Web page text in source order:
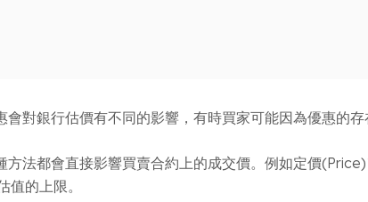
對銀行估價有不同的影響，有時買家可能因為優惠的存
法都會直接影響買賣合約上的成交價。例如定價
的上限。